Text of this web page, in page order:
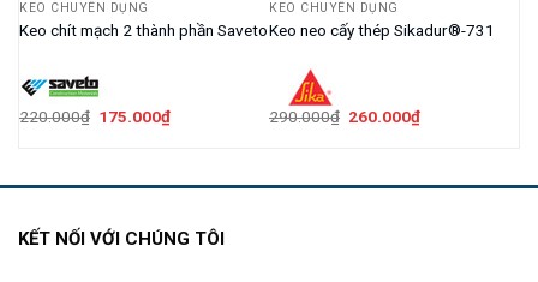
KEO CHUYÊN DỤNG
Keo chít mạch 2 thành phần Saveto
220.000₫ Giá
175.000₫Giá
KEO CHUYÊN DỤNG
Keo neo cấy thép Sikadur®-731
290.000₫ Giá
260.000₫Giá
KẾT NỐI VỚI CHÚNG TÔI